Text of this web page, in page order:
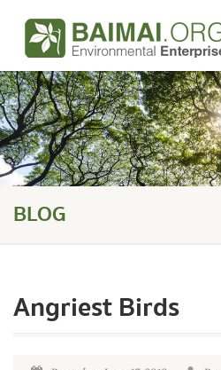
BLOG
Angriest Birds